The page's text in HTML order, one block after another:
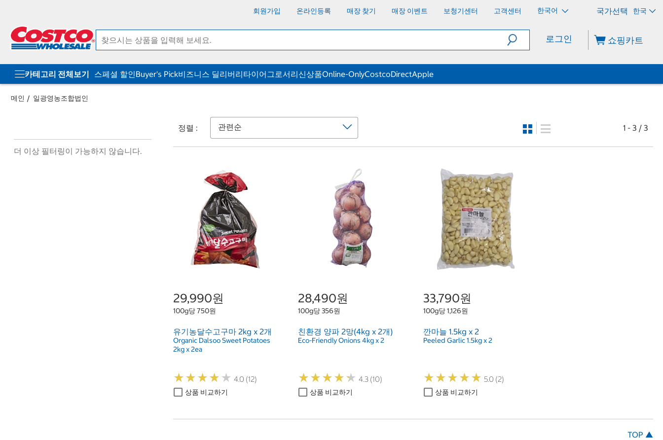
회원가입 온라인등록 매장 찾기 매장 이벤트 보청기센터 고객센터 한국어 한국
로그인 쇼핑카트
카테고리 전체보기 스페셜 할인Buyer's Pick비즈니스 딜리버리타이어그로서리신상품Online-OnlyCostcoDirectApple
메인 일광영농조합법인
더 이상 필터링이 가능하지 않습니다.
정렬 : 1 - 3 / 3
29,990원
100g당 750원
유기농달수고구마 2kg x 2개
Organic Dalsoo Sweet Potatoes
2kg x 2ea
★★★★ ★
★★★★ ★ 4.0 (12)
상품 비교하기
28,490원
100g당 356원
친환경 양파 2망(4kg x 2개)
Eco-Friendly Onions 4kg x 2
★★★★★
★★★★★ 4.3 (10)
상품 비교하기
33,790원
100g당 1,126원
깐마늘 1.5kg x 2
Peeled Garlic 1.5kg x 2
★★★★★
★★★★★ 5.0 (2)
상품 비교하기
TOP ▲